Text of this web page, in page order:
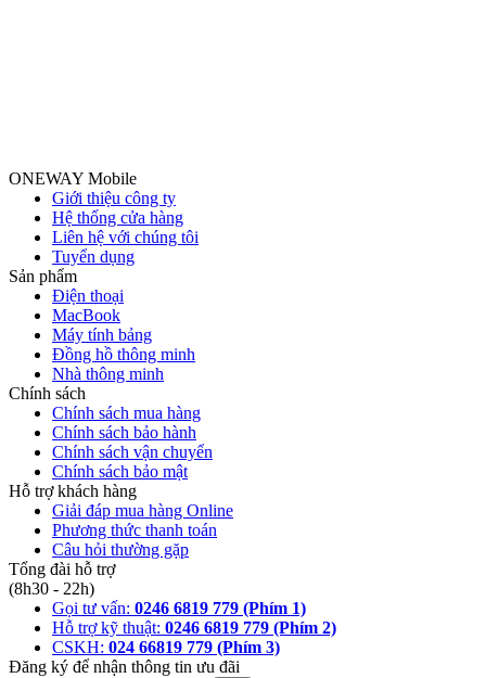
ONEWAY Mobile
Giới thiệu công ty
Hệ thống cửa hàng
Liên hệ với chúng tôi
Tuyển dụng
Sản phẩm
Điện thoại
MacBook
Máy tính bảng
Đồng hồ thông minh
Nhà thông minh
Chính sách
Chính sách mua hàng
Chính sách bảo hành
Chính sách vận chuyển
Chính sách bảo mật
Hỗ trợ khách hàng
Giải đáp mua hàng Online
Phương thức thanh toán
Câu hỏi thường gặp
Tổng đài hỗ trợ
(8h30 - 22h)
Gọi tư vấn: 0246 6819 779 (Phím 1)
Hỗ trợ kỹ thuật: 0246 6819 779 (Phím 2)
CSKH: 024 66819 779 (Phím 3)
Đăng ký để nhận thông tin ưu đãi